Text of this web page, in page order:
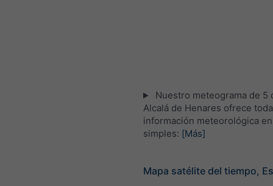
Nuestro meteograma de 5
Alcalá de Henares ofrece
información meteorológica
simples: [Más]
Mapa satélite del tiempo,